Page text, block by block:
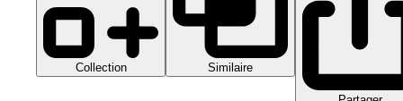
Collection Similaire